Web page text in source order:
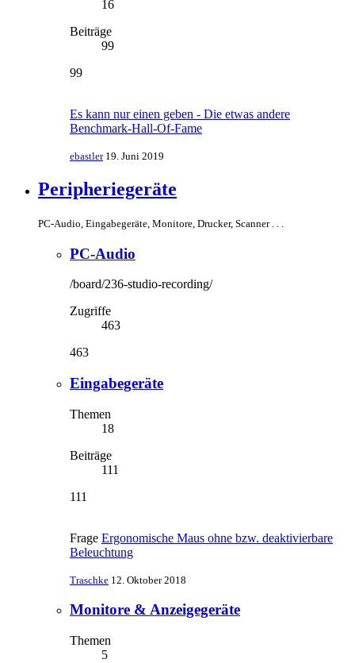
16
Beiträge
99
99
Es kann nur einen geben - Die etwas andere
Benchmark-Hall-Of-Fame
ebastler 19. Juni 2019
Peripheriegeräte
PC-Audio, Eingabegeräte, Monitore, Drucker, Scanner . . .
PC-Audio
/board/236-studio-recording/
Zugriffe
463
463
Eingabegeräte
Themen
18
Beiträge
111
111
Frage Ergonomische Maus ohne bzw. deaktivierbare
Beleuchtung
Traschke 12. Oktober 2018
Monitore & Anzeigegeräte
Themen
5